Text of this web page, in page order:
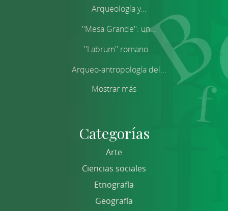
Arqueología y...
''Mesa Grande'': un...
''Labrum'' romano...
Arqueo-antropología del...
Mostrar más
Categorías
Arte
Ciencias sociales
Etnografía
Geografía